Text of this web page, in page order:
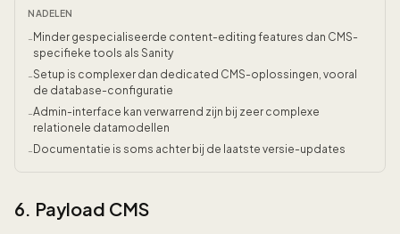
NADELEN
- Minder gespecialiseerde content-editing features dan CMS-
specifieke tools als Sanity
-Setup is complexer dan dedicated CMS-oplossingen, vooral
de database-configuratie
-Admin-interface kan verwarrend zijn bij zeer complexe
relationele datamodellen
- Documentatie is soms achter bij de laatste versie-updates
6. Payload CMS